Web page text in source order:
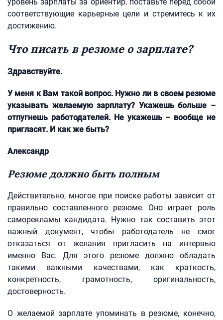
соответствующие карьерные цели и стремитесь к их
достижению.
Что писать в резюме о зарплате?
Здравствуйте.
У меня к Вам такой вопрос. Нужно ли в своем резюме
указывать желаемую зарплату? Укажешь больше –
отпугнешь работодателей. Не укажешь – вообще не
пригласят. И как же быть?
Александр
Резюме должно быть полным
Действительно, многое при поиске работы зависит от
правильно составленного резюме. Оно играет роль
саморекламы кандидата. Нужно так составить этот
важный документ, чтобы работодатель не смог
отказаться от желания пригласить на интервью
именно Вас. Для этого резюме должно обладать
такими важными качествами, как краткость,
конкретность, грамотность, оригинальность,
достоверность.
О желаемой зарплате упоминать в резюме, конечно,